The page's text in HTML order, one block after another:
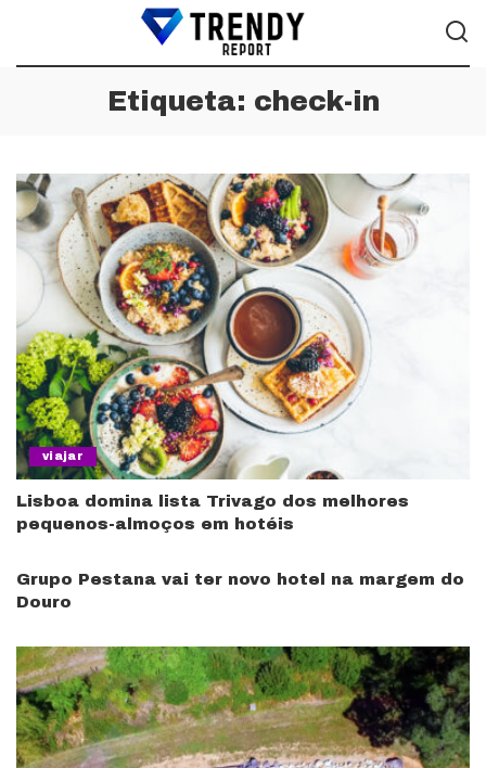
Etiqueta: check-in
viajar
Lisboa domina lista Trivago dos melhores
pequenos-almoços em hotéis
Grupo Pestana vai ter novo hotel na margem do
Douro